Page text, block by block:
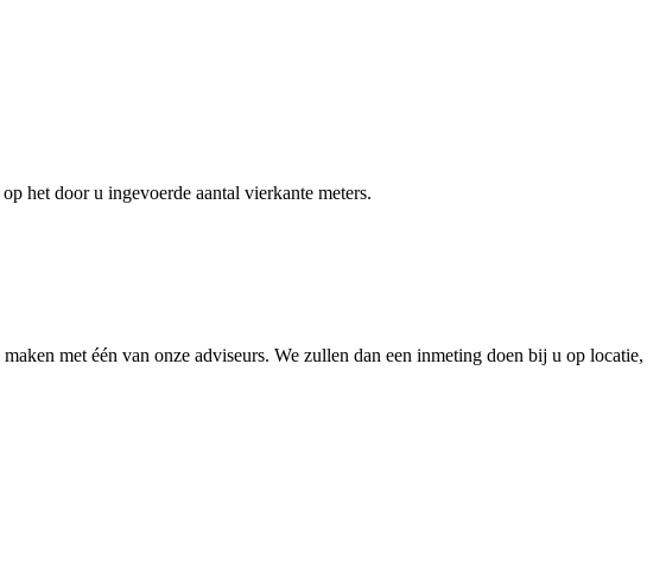
het door u ingevoerde aantal vierkante meters.
met één van onze adviseurs. We zullen dan een inmeting doen bij u op locatie,